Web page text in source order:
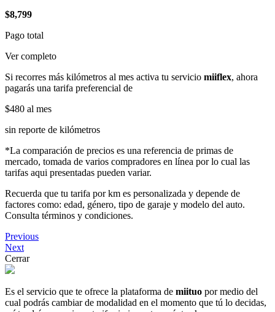
$8,799
Pago total
Ver completo
Si recorres más kilómetros al mes activa tu servicio miiflex, ahora
pagarás una tarifa preferencial de
$480 al mes
sin reporte de kilómetros
*La comparación de precios es una referencia de primas de
mercado, tomada de varios compradores en línea por lo cual las
tarifas aqui presentadas pueden variar.
Recuerda que tu tarifa por km es personalizada y depende de
factores como: edad, género, tipo de garaje y modelo del auto.
Consulta términos y condiciones.
Previous
Next
Cerrar
Es el servicio que te ofrece la plataforma de miituo por medio del
cual podrás cambiar de modalidad en el momento que tú lo decidas,